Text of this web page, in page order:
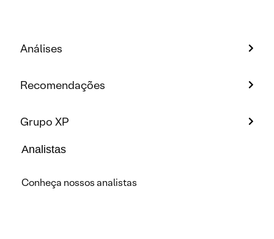
Análises
Recomendações
Grupo XP
Analistas
Conheça nossos analistas